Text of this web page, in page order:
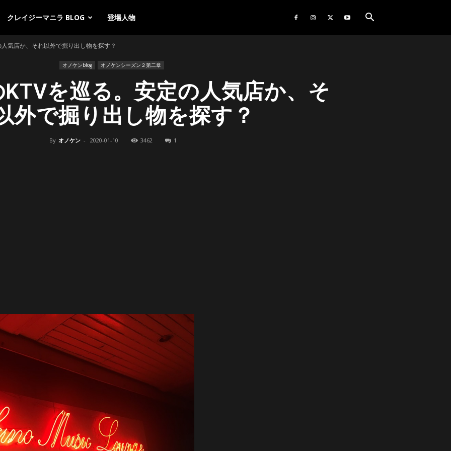
クレイジーマニラ BLOG 登場人物
気店か、それ以外で掘り出し物を探す？
オノケンblog オノケンシーズン２第二章
を巡る。安定の人気店か、そ
外で掘り出し物を探す？
By オノケン - 2020-01-10 3462 1